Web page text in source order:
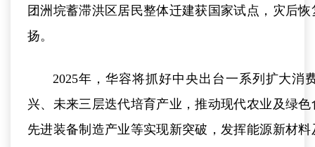
团洲垸蓄滞洪区居民整体迁建获国家试点，灾后
扬。
2025年，华容将抓好中央出台一系列扩大消
兴、未来三层迭代培育产业，推动现代农业及绿
先进装备制造产业等实现新突破，发挥能源新材